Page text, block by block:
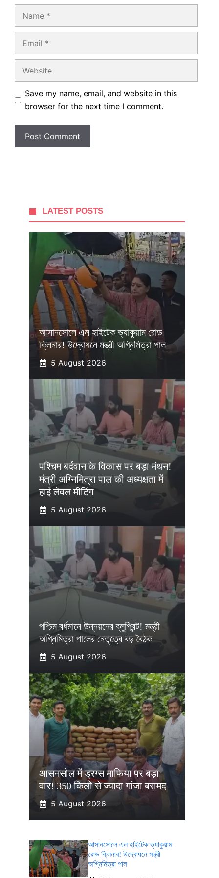
Name
Email
Website
Save my name, email, and website in this
browser for the next time I comment.
LATEST POSTS
আসানসোলে এল হাইটেক ভ্যাকুয়াম রোড
ক্লিনার! উদ্বোধনে মন্ত্রী অগ্নিমিত্রা পাল
5 August 2026
पश्चिम बर्दवान के विकास पर बड़ा मंथन!
मंत्री अग्निमित्रा पाल की अध्यक्षता में
हाई लेवल मीटिंग
5 August 2026
পশ্চিম বর্ধমানে উন্নয়নের ব্লুপ্রিন্ট! মন্ত্রী
অগ্নিমিত্রা পালের নেতৃত্বে বড় বৈঠক
5 August 2026
आसनसोल में ड्रग्स माफिया पर बड़ा
वार! 350 किलो से ज्यादा गांजा बरामद
5 August 2026
আসানসোলে এল হাইটেক ভ্যাকুয়াম
রোড ক্লিনার! উদ্বোধনে মন্ত্রী
অগ্নিমিত্রা পাল